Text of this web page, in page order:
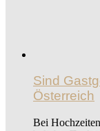
Sind
Österreich
Bei